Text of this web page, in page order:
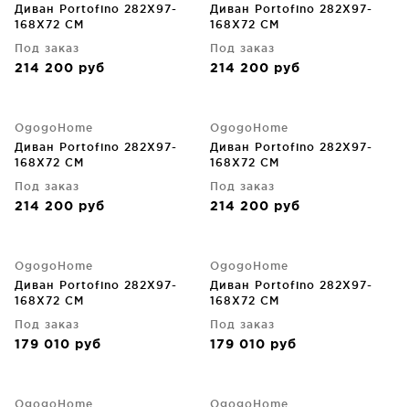
Диван Portofino 282X97-
168X72 CM
Под заказ
214 200 руб
Диван Portofino 282X97-
168X72 CM
Под заказ
214 200 руб
OgogoHome
Диван Portofino 282X97-
168X72 CM
Под заказ
214 200 руб
OgogoHome
Диван Portofino 282X97-
168X72 CM
Под заказ
214 200 руб
OgogoHome
Диван Portofino 282X97-
168X72 CM
Под заказ
179 010 руб
OgogoHome
Диван Portofino 282X97-
168X72 CM
Под заказ
179 010 руб
OgogoHome OgogoHome